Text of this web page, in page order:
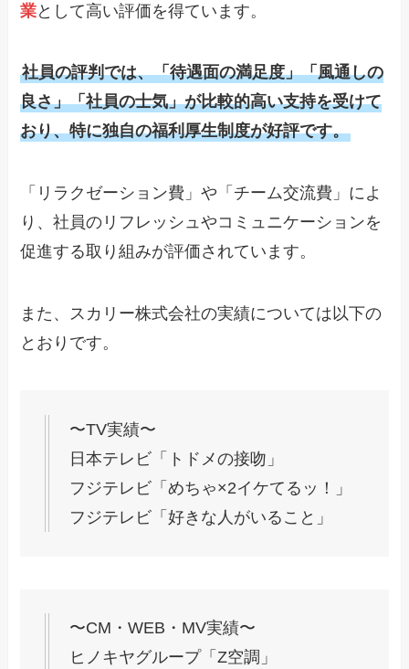
業として高い評価を得ています。
社員の評判では、「待遇面の満足度」「風通しの
良さ」「社員の士気」が比較的高い支持を受けて
おり、特に独自の福利厚生制度が好評です。
「リラクゼーション費」や「チーム交流費」によ
り、社員のリフレッシュやコミュニケーションを
促進する取り組みが評価されています。
また、スカリー株式会社の実績については以下の
とおりです。
〜TV実績〜
日本テレビ「トドメの接吻」
フジテレビ「めちゃ×2イケてるッ！」
フジテレビ「好きな人がいること」
〜CM・WEB・MV実績〜
ヒノキヤグループ「Z空調」